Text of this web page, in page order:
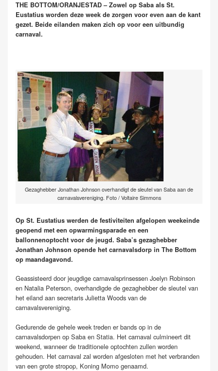
THE BOTTOM/ORANJESTAD – Zowel op Saba als St.
Eustatius worden deze week de zorgen voor even aan de kant
gezet. Beide eilanden maken zich op voor een uitbundig
carnaval.
Gezaghebber Jonathan Johnson overhandigt de sleutel van Saba aan de
carnavalsvereniging. Foto / Voltaire Simmons
Op St. Eustatius werden de festiviteiten afgelopen weekeinde
geopend met een opwarmingsparade en een
ballonnenoptocht voor de jeugd. Saba’s gezaghebber
Jonathan Johnson opende het carnavalsdorp in The Bottom
op maandagavond.
Geassisteerd door jeugdige carnavalsprinsessen Joelyn Robinson
en Natalia Peterson, overhandigde de gezaghebber de sleutel van
het eiland aan secretaris Julietta Woods van de
carnavalsvereniging.
Gedurende de gehele week treden er bands op in de
carnavalsdorpen op Saba en Statia. Het carnaval culmineert dit
weekend, wanneer de traditionele optochten zullen worden
gehouden. Het carnaval zal worden afgesloten met het verbranden
van een grote stropop, Koning Momo genaamd.